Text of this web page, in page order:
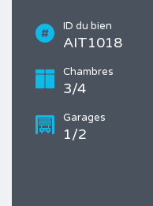
ID du bien
AIT1018
Chambres
3/4
Garages
1/2